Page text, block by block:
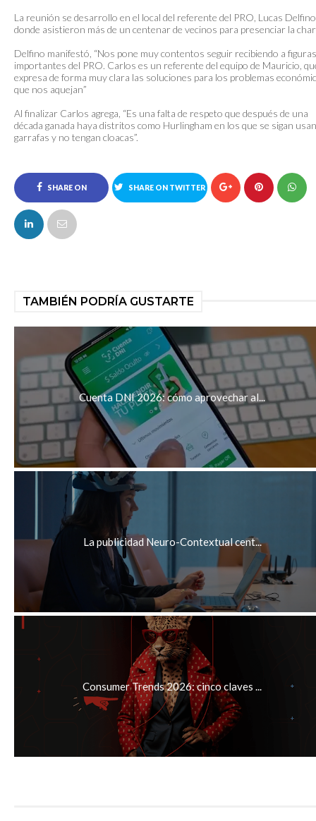
La reunión se desarrollo en el local del referente del PRO, Lucas
donde asistieron más de un centenar de vecinos para presenciar la
Delfino manifestó, “Nos pone muy contentos seguir recibiendo a figuras
importantes del PRO. Carlos es un referente del equipo de Mauricio,
expresa de forma muy clara las soluciones para los problemas
que nos aquejan”
Al finalizar Carlos agrega, “Es una falta de respeto que después de una
década ganada haya distritos como Hurlingham en los que se sigan
garrafas y no tengan cloacas”.
SHARE ON
FACEBOOK
SHARE ON TWITTER
TAMBIÉN PODRÍA GUSTARTE
Cuenta DNI 2026: cómo aprovechar al...
La publicidad Neuro-Contextual cent...
Consumer Trends 2026: cinco claves ...